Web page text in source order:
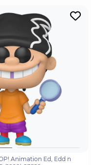
Animation Ed, Edd n